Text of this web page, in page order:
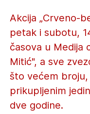
Akcija „Crveno-
petak i subotu,
časova u Medija
Mitić", a sve
što većem
prikupljenim
dve godine.